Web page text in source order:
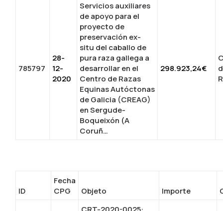
785797
28-
12-
2020
Servicios auxiliares
de apoyo para el
proyecto de
preservación ex-
situ del caballo de
pura raza gallega a
desarrollar en el
Centro de Razas
Equinas Autóctonas
de Galicia (CREAG)
en Sergude-
Boqueixón (A
Coruñ…
298.923,24€
ID
Fecha
CPG
Objeto Importe